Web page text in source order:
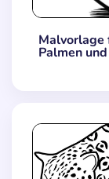
Malvorlage
Palmen